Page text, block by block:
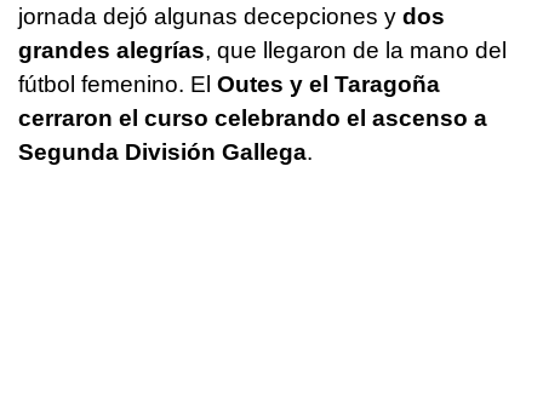
jornada dejó algunas decepciones y dos
grandes alegrías, que llegaron de la mano del
fútbol femenino. El Outes y el Taragoña
cerraron el curso celebrando el ascenso a
Segunda División Gallega.